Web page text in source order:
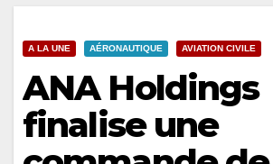
A LA UNE AÉRONAUTIQUE AVIATION CIVILE
ANA Holdings
finalise une